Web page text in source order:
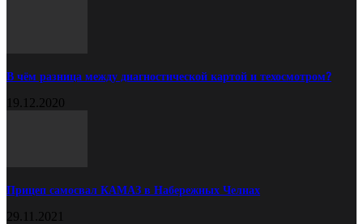
В чём разница между диагностической картой и техосмотром?
19.12.2020
Прицеп самосвал КАМАЗ в Набережных Челнах
29.11.2021